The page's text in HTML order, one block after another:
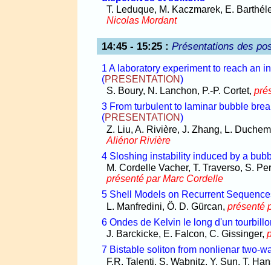
T. Leduque, M. Kaczmarek, E.
Nicolas Mordant
14:45 - 15:25 :Présentations des
1 A laboratory experiment to reach an
(PRESENTATION)
S. Boury, N. Lanchon, P.-P. Cortet,
3 From turbulent to laminar bubble
(PRESENTATION)
Z. Liu, A. Rivière, J. Zhang, L.
Aliénor Rivière
4 Sloshing instability induced by a
M. Cordelle Vacher, T. Traverso, S.
présenté par Marc Cordelle
5 Shell Models on Recurrent
L. Manfredini, Ö. D. Gürcan, présenté
6 Ondes de Kelvin le long d'un
J. Barckicke, E. Falcon, C. Gissinger,
7 Bistable soliton from nonlienar two-
F.R. Talenti, S. Wabnitz, Y. Sun, T.